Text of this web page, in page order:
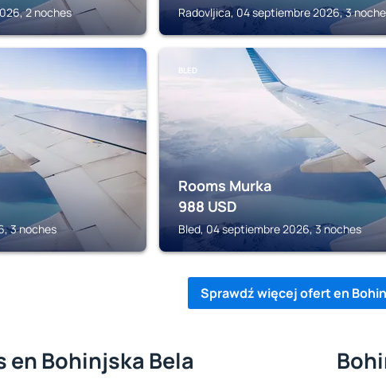
2 noches Radovljica, 04 septiembre 2026, 3
3 noches
BLED
Rooms Murka
988 USD
Bled, 04 septiembre 2026, 3 noches
Sprawdź więcej ofert en
en Bohinjska Bela